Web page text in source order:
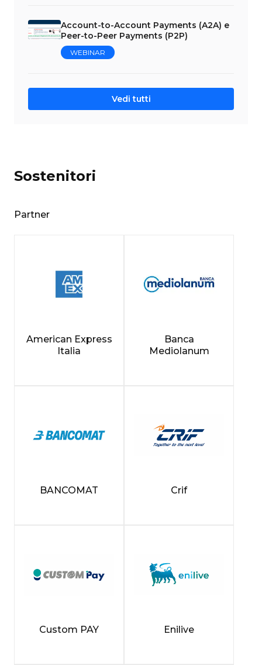
Account-to-Account Payments (A2A) e
Peer-to-Peer Payments (P2P)
WEBINAR
Vedi tutti
Sostenitori
Partner
American Express
Italia
Banca
Mediolanum
BANCOMAT Crif
Custom PAY Enilive